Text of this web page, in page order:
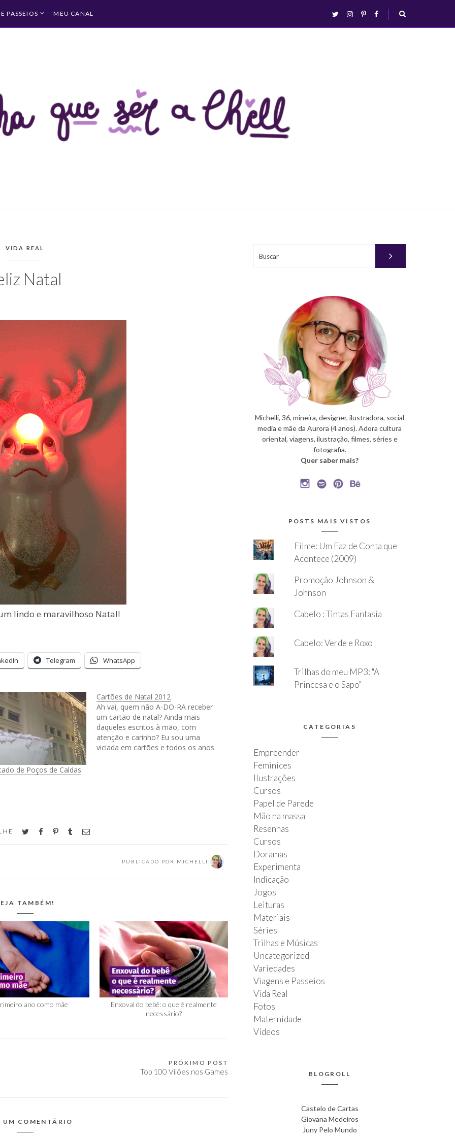
PASSEIOS MEU CANAL twitterinstagram
pinterestfacebook
busca
CATEGORIAS:
VIDA REAL
Natal
lindo e maravilhoso Natal!
Telegram WhatsApp
de Poços de Caldas
Cartões de Natal 2012
Ah vai, quem não A-DO-RA receber
um cartão de natal? Ainda mais
daqueles escritos à mão, com
atenção e carinho? Eu sou uma
viciada em cartões e todos os anos
twitterfacebookpinterest
tumblr
PUBLICADO POR MICHELLI
TAMBÉM!
ano como mãe
Enxoval do bebê: o que é realmente
necessário?
PRÓXIMO POST
Top 100 Vilões nos Games
UM COMENTÁRIO
Michelli, 36, mineira, designer, ilustradora, social
media e mãe da Aurora (4 anos). Adora cultura
oriental, viagens, ilustração, filmes, séries e
fotografia.
Quer saber mais?
POSTS MAIS VISTOS
Filme: Um Faz de Conta que
Acontece (2009)
Promoção Johnson &
Johnson
Cabelo : Tintas Fantasia
Cabelo: Verde e Roxo
Trilhas do meu MP3: "A
Princesa e o Sapo"
CATEGORIAS
Empreender
Feminices
Ilustrações
Cursos
Papel de Parede
Mão na massa
Resenhas
Cursos
Doramas
Experimenta
Indicação
Jogos
Leituras
Materiais
Séries
Trilhas e Músicas
Uncategorized
Variedades
Viagens e Passeios
Vida Real
Fotos
Maternidade
Vídeos
BLOGROLL
Castelo de Cartas
Giovana Medeiros
Juny Pelo Mundo